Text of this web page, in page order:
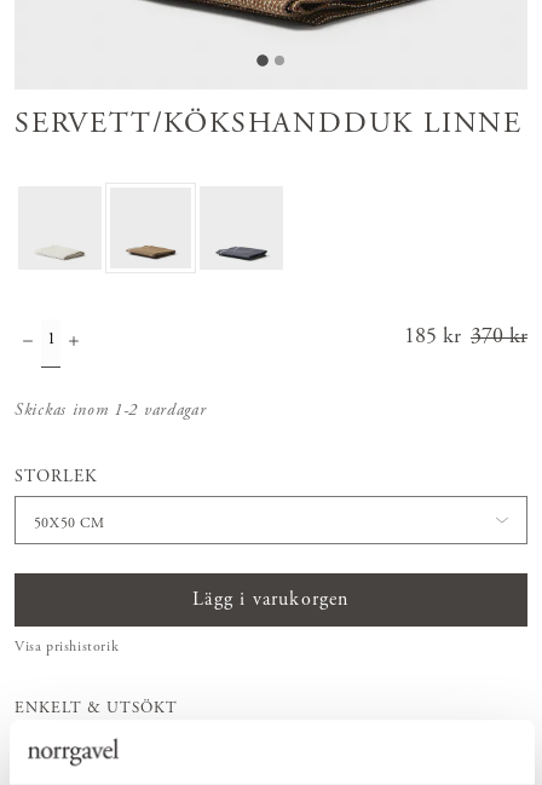
SERVETT/KÖKSHANDDUK LINNE
Nuvarande
185 kr 370 kr
Skickas inom 1-2 vardagar
STORLEK
50X50 CM
Lägg i varukorgen
Visa prishistorik
ENKELT & UTSÖKT
både enkelt och vackert.